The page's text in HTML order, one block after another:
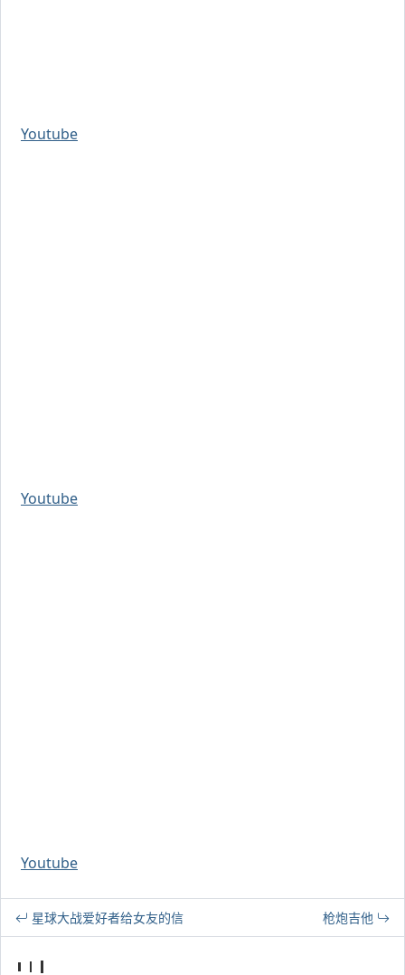
Youtube
Youtube
Youtube
星球大战爱好者给女友的信 枪炮吉他